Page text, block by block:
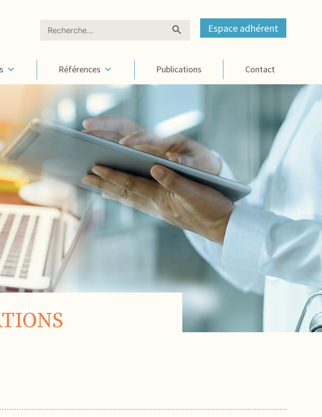
Rechercher : Espace adhérent
Références Publications Contact